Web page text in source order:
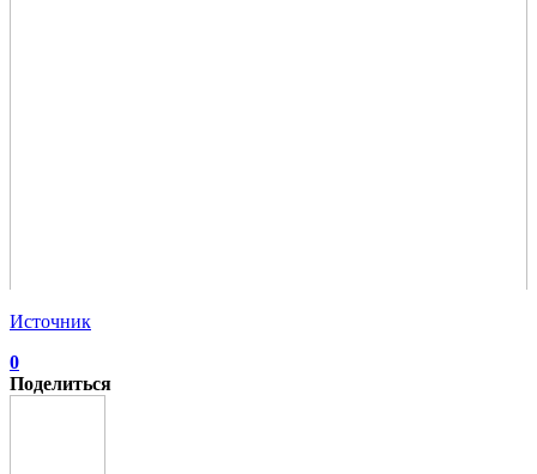
Источник
0
Поделиться